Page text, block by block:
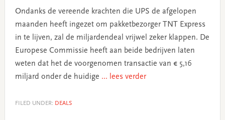
Ondanks de vereende krachten die UPS de afgelopen
maanden heeft ingezet om pakketbezorger TNT Express
in te lijven, zal de miljardendeal vrijwel zeker klappen. De
Europese Commissie heeft aan beide bedrijven laten
weten dat het de voorgenomen transactie van € 5,16
miljard onder de huidige ... lees verder
FILED UNDER: DEALS